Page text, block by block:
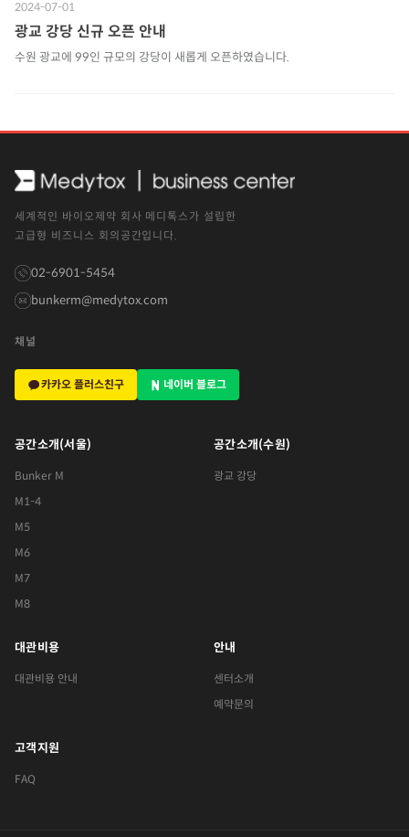
2024-07-01
광교 강당 신규 오픈 안내
수원 광교에 99인 규모의 강당이 새롭게 오픈하였습니다.
세계적인 바이오제약 회사 메디톡스가 설립한
고급형 비즈니스 회의공간입니다.
02-6901-5454
bunkerm@medytox.com
채널
카카오 플러스친구 네이버 블로그
공간소개(서울)
Bunker M
M1-4
M5
M6
M7
M8
공간소개(수원)
광교 강당
대관비용
대관비용 안내
안내
센터소개
예약문의
고객지원
FAQ